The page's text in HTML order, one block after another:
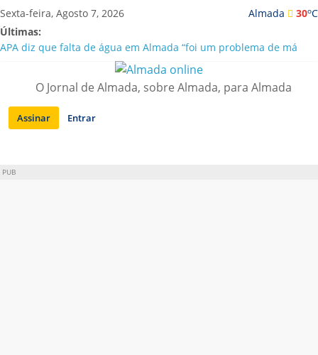
Saltar
para
conteúdo
Almada 30oC
Sexta-feira, Agosto 7, 2026
Últimas:
APA diz que falta de água em Almada “foi um problema de má
Laranjeiro | Cultura pop asiática invade a Casa Amarela
Ponte 25 de Abril celebra 60 anos com programa cultural entre
Lisboa e Almada
Situação de alerta em Almada renovada até final de Agosto
O Jornal de Almada, sobre Almada, para Almada
Assinar Entrar
PUB